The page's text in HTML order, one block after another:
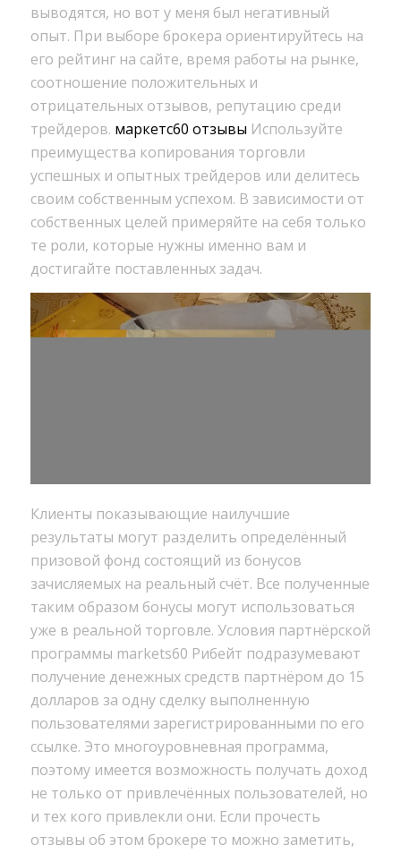
выводятся, но вот у меня был негативный
опыт. При выборе брокера ориентируйтесь на
его рейтинг на сайте, время работы на рынке,
соотношение положительных и
отрицательных отзывов, репутацию среди
трейдеров. маркетс60 отзывы Используйте
преимущества копирования торговли
успешных и опытных трейдеров или делитесь
своим собственным успехом. В зависимости от
собственных целей примеряйте на себя только
те роли, которые нужны именно вам и
достигайте поставленных задач.
Клиенты показывающие наилучшие
результаты могут разделить определённый
призовой фонд состоящий из бонусов
зачисляемых на реальный счёт. Все полученные
таким образом бонусы могут использоваться
уже в реальной торговле. Условия партнёрской
программы markets60 Рибейт подразумевают
получение денежных средств партнёром до 15
долларов за одну сделку выполненную
пользователями зарегистрированными по его
ссылке. Это многоуровневная программа,
поэтому имеется возможность получать доход
не только от привлечённых пользователей, но
и тех кого привлекли они. Если прочесть
отзывы об этом брокере то можно заметить,